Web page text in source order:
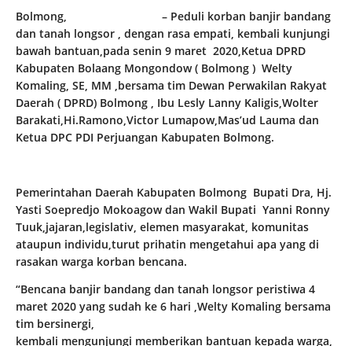
Bolmong,
– Peduli korban banjir bandang
dan tanah longsor , dengan rasa empati, kembali kunjungi
bawah bantuan,pada senin 9 maret 2020,Ketua DPRD
Kabupaten Bolaang Mongondow ( Bolmong ) Welty
Komaling, SE, MM ,bersama tim Dewan Perwakilan Rakyat
Daerah ( DPRD) Bolmong , Ibu Lesly Lanny Kaligis,Wolter
Barakati,Hi.Ramono,Victor Lumapow,Mas’ud Lauma dan
Ketua DPC PDI Perjuangan Kabupaten Bolmong.
Pemerintahan Daerah Kabupaten Bolmong Bupati Dra, Hj.
Yasti Soepredjo Mokoagow dan Wakil Bupati Yanni Ronny
Tuuk,jajaran,legislativ, elemen masyarakat, komunitas
ataupun individu,turut prihatin mengetahui apa yang di
rasakan warga korban bencana.
“Bencana banjir bandang dan tanah longsor peristiwa 4
maret 2020 yang sudah ke 6 hari ,Welty Komaling bersama
tim bersinergi,
kembali mengunjungi memberikan bantuan kepada warga,